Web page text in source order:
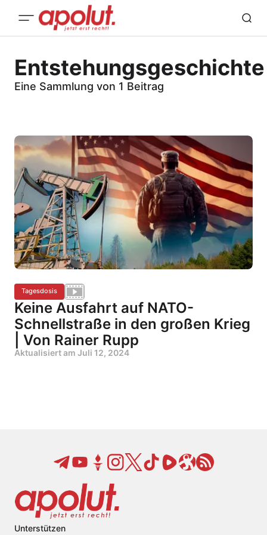
Entstehungsgeschichte
Eine Sammlung von 1 Beitrag
Tagesdosis
Keine Ausfahrt auf NATO-
Schnellstraße in den großen Krieg
| Von Rainer Rupp
Aktualisiert am Juli 12, 2024
Unterstützen